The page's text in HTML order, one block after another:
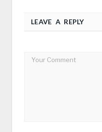
LEAVE A REPLY